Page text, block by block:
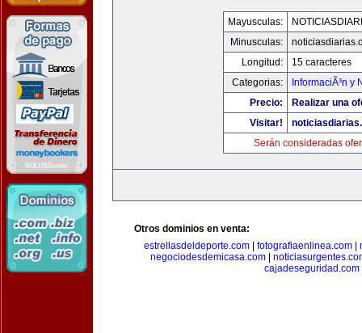
Mayusculas:
Minusculas:
Longitud:
15 caracteres
Categorias:
InformaciÃ³n y
Precio:
Realizar una
Visitar!
Serán consideradas
Otros dominios en venta:
estrellasdeldeporte.com
fotografiaenlinea.com
negociodesdemicasa.com
cajadeseguridad.com